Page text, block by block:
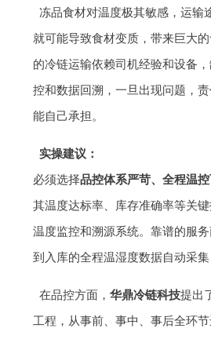
冻品食材对温度极其敏感，运输
就可能导致食材变质，带来巨大
的冷链运输依赖司机经验和设备
控和数据回溯，一旦出现问题，
能自己承担。
实操建议：
必须选择品控体系严苛、全程温
其温度达标率、库存准确率等关
温度监控和溯源系统。靠谱的服
到入库的全程温湿度数据自动采集
在品控方面， 华鼎冷链科技提出
工程，从事前、事中、事后全环